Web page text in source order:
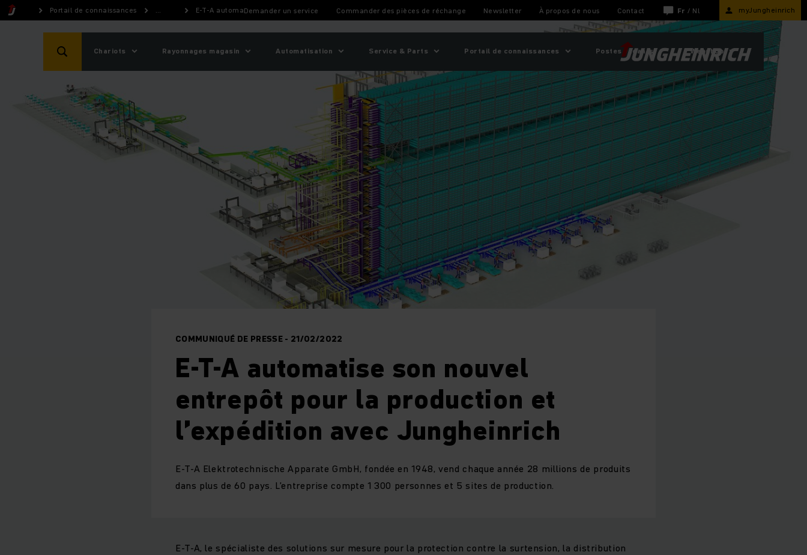
Portail de connaissances ... E-T-A automatise avec Jungheinrich
Demander un service Commander des pièces de réchange Newsletter À propos de nous Contact Fr / Nl myJungheinrich
Chariots Rayonnages magasin Automatisation Service & Parts Portail de connaissances Postes vacants Webshop
COMMUNIQUÉ DE PRESSE - 21/02/2022
E-T-A automatise son nouvel
entrepôt pour la production et
l’expédition avec Jungheinrich
E-T-A Elektrotechnische Apparate GmbH, fondée en 1948, vend chaque année 28 millions de produits
dans plus de 60 pays. L’entreprise compte 1 300 personnes et 5 sites de production.
E-T-A, le spécialiste des solutions sur mesure pour la protection contre la surtension, la distribution